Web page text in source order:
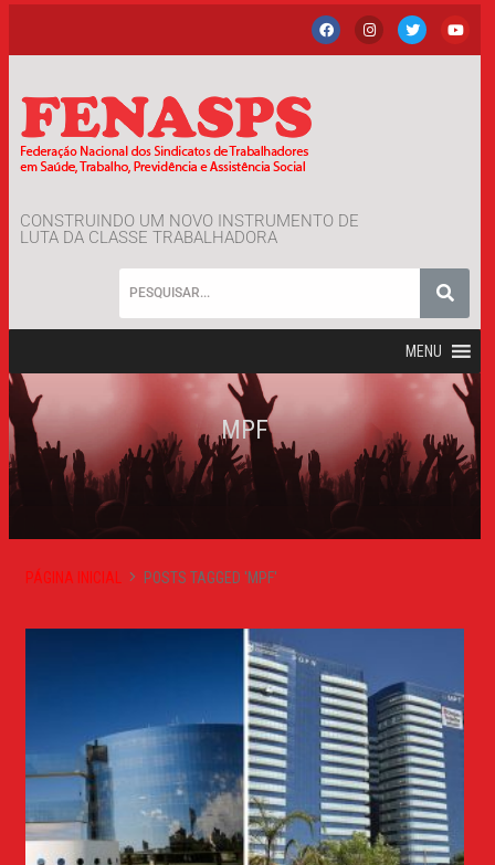
CONSTRUINDO UM NOVO INSTRUMENTO DE
LUTA DA CLASSE TRABALHADORA
MENU
MPF
PÁGINA INICIAL POSTS TAGGED 'MPF'